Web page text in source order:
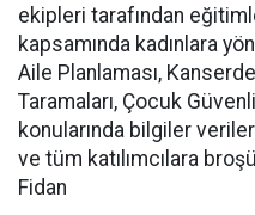
ekipleri tarafından
kapsamında kadınlara
Aile Planlaması,
Taramaları, Çocuk
konularında bilgiler
ve tüm katılımcılara
Fidan